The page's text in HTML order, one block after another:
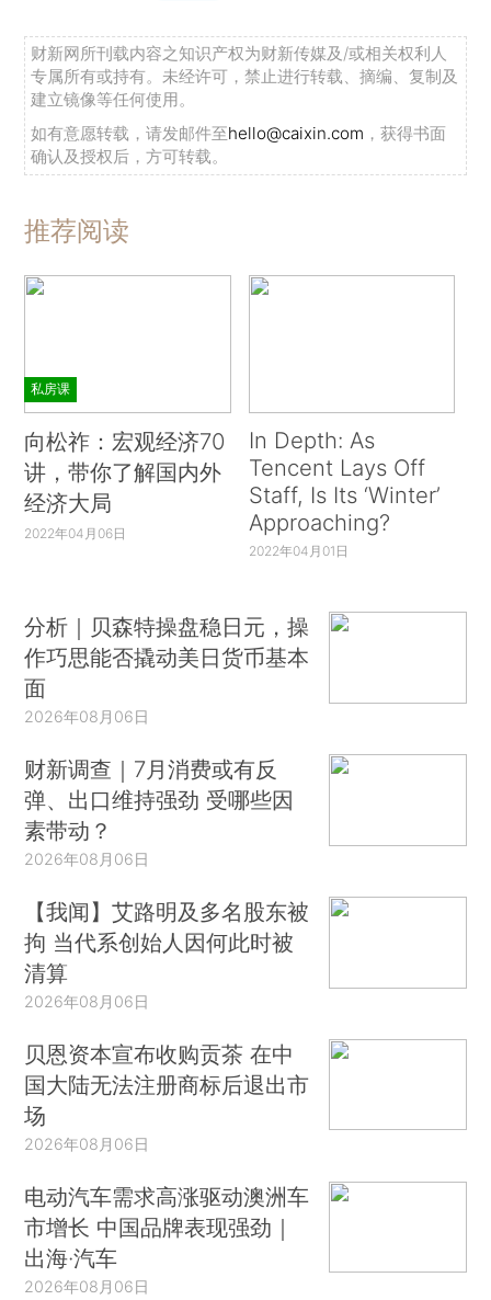
财新网所刊载内容之知识产权为财新传媒及/或相关权利人
专属所有或持有。未经许可，禁止进行转载、摘编、复制及
建立镜像等任何使用。
如有意愿转载，请发邮件至hello@caixin.com ，获得书面
确认及授权后，方可转载。
推荐阅读
私房课
向松祚：宏观经济70
讲，带你了解国内外
经济大局
2022年04月06日
In Depth: As
Tencent Lays Off
Staff, Is Its ‘Winter’
Approaching?
2022年04月01日
分析｜贝森特操盘稳日元，操
作巧思能否撬动美日货币基本
面
2026年08月06日
财新调查｜7月消费或有反
弹、出口维持强劲 受哪些因
素带动？
2026年08月06日
【我闻】艾路明及多名股东被
拘 当代系创始人因何此时被
清算
2026年08月06日
贝恩资本宣布收购贡茶 在中
国大陆无法注册商标后退出市
场
2026年08月06日
电动汽车需求高涨驱动澳洲车
市增长 中国品牌表现强劲｜
出海·汽车
2026年08月06日